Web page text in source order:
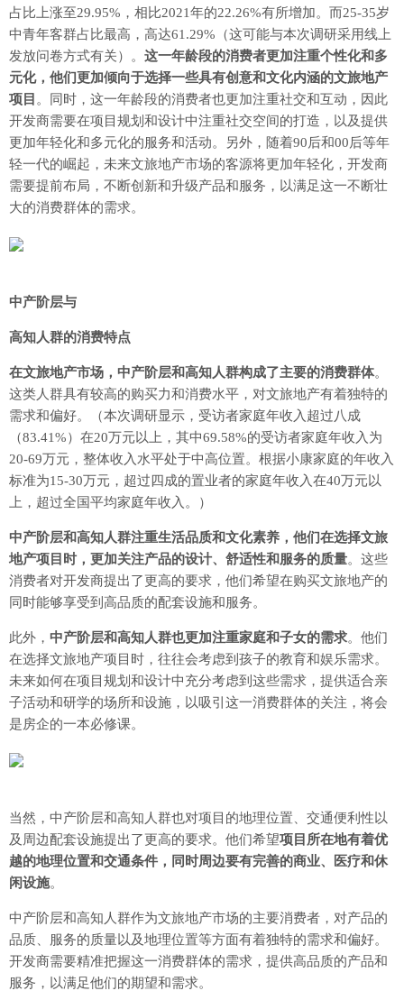
占比上涨至29.95%，相比2021年的22.26%有所增加。而25-35岁
中青年客群占比最高，高达61.29%（这可能与本次调研采用线上
发放问卷方式有关）。 这一年龄段的消费者更加注重个性化和多
元化，他们更加倾向于选择一些具有创意和文化内涵的文旅地产
项目 。同时，这一年龄段的消费者也更加注重社交和互动，因此
开发商需要在项目规划和设计中注重社交空间的打造，以及提供
更加年轻化和多元化的服务和活动。另外，随着90后和00后等年
轻一代的崛起，未来文旅地产市场的客源将更加年轻化，开发商
需要提前布局，不断创新和升级产品和服务，以满足这一不断壮
大的消费群体的需求。
中产阶层与
高知人群的消费特点
在文旅地产市场，中产阶层和高知人群构成了主要的消费群体。
这类人群具有较高的购买力和消费水平，对文旅地产有着独特的
需求和偏好。（本次调研显示，受访者家庭年收入超过八成
（83.41%）在20万元以上，其中69.58%的受访者家庭年收入为
20-69万元，整体收入水平处于中高位置。根据小康家庭的年收入
标准为15-30万元，超过四成的置业者的家庭年收入在40万元以
上，超过全国平均家庭年收入。）
中产阶层和高知人群注重生活品质和文化素养，他们在选择文旅
地产项目时，更加关注产品的设计、舒适性和服务的质量。这些
消费者对开发商提出了更高的要求，他们希望在购买文旅地产的
同时能够享受到高品质的配套设施和服务。
此外， 中产阶层和高知人群也更加注重家庭和子女的需求。他们
在选择文旅地产项目时，往往会考虑到孩子的教育和娱乐需求。
未来如何在项目规划和设计中充分考虑到这些需求，提供适合亲
子活动和研学的场所和设施，以吸引这一消费群体的关注，将会
是房企的一本必修课。
当然，中产阶层和高知人群也对项目的地理位置、交通便利性以
及周边配套设施提出了更高的要求。他们希望项目所在地有着优
越的地理位置和交通条件，同时周边要有完善的商业、医疗和休
闲设施。
中产阶层和高知人群作为文旅地产市场的主要消费者，对产品的
品质、服务的质量以及地理位置等方面有着独特的需求和偏好。
开发商需要精准把握这一消费群体的需求，提供高品质的产品和
服务，以满足他们的期望和需求。